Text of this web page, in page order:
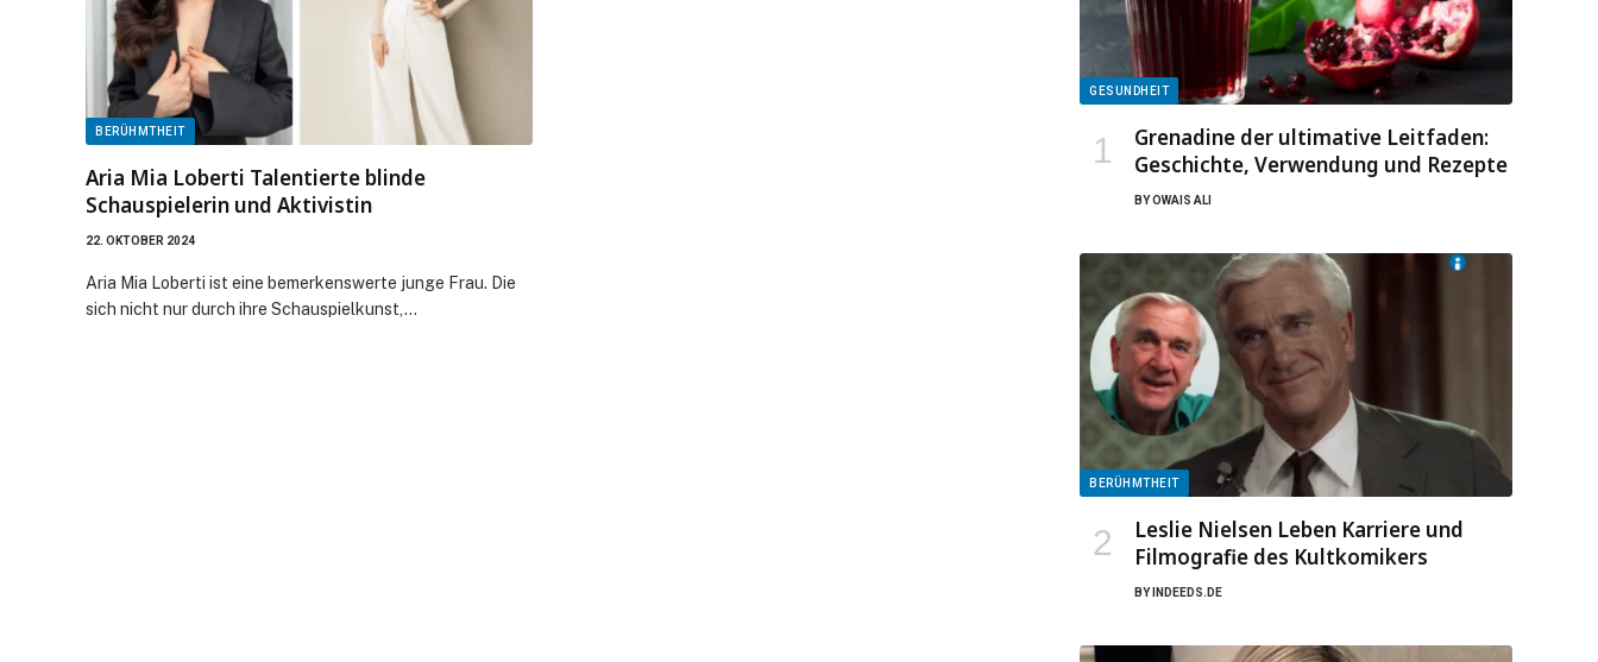
BERÜHMTHEIT
Aria Mia Loberti Talentierte blinde
Schauspielerin und Aktivistin
22. OKTOBER 2024
Aria Mia Loberti ist eine bemerkenswerte junge Frau. Die
sich nicht nur durch ihre Schauspielkunst,…
GESUNDHEIT
Grenadine der ultimative Leitfaden:
Geschichte, Verwendung und Rezepte
BYOWAIS ALI
BERÜHMTHEIT
Leslie Nielsen Leben Karriere und
Filmografie des Kultkomikers
BY INDEEDS.DE